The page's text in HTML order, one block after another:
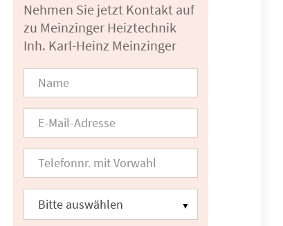
Nehmen Sie jetzt Kontakt auf
zu Meinzinger Heiztechnik
Inh. Karl-Heinz Meinzinger